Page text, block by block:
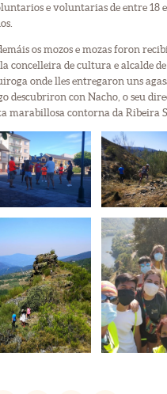
e voluntarias de entre 18
os mozos e mozas foron
concelleira de cultura e alcalde de
onde lles entregaron uns
descubriron con Nacho, o seu
marabillosa contorna da Ribeira